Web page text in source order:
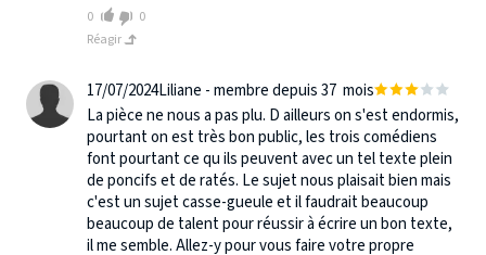
0
0
Réagir
17/07/2024Liliane - membre depuis 37 mois
La pièce ne nous a pas plu. D ailleurs on s'est endormis,
pourtant on est très bon public, les trois comédiens
font pourtant ce qu ils peuvent avec un tel texte plein
de poncifs et de ratés. Le sujet nous plaisait bien mais
c'est un sujet casse-gueule et il faudrait beaucoup
beaucoup de talent pour réussir à écrire un bon texte,
il me semble. Allez-y pour vous faire votre propre